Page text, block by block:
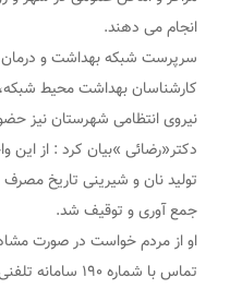
انجام می دهند.
سرپرست شبکه بهداشت و درمان
کارشناسان بهداشت محیط شبکه،
نیروی انتظامی شهرستان نیز
تولید نان و شیرینی تاریخ
جمع آوری و توقیف شد.
او از مردم خواست در صورت
تماس با شماره